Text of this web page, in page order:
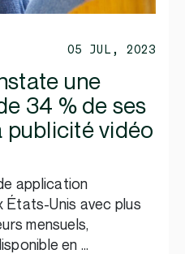
05 JUL, 2023
une
34 % de ses
publicité vidéo
application
États-Unis avec plus
mensuels,
en …